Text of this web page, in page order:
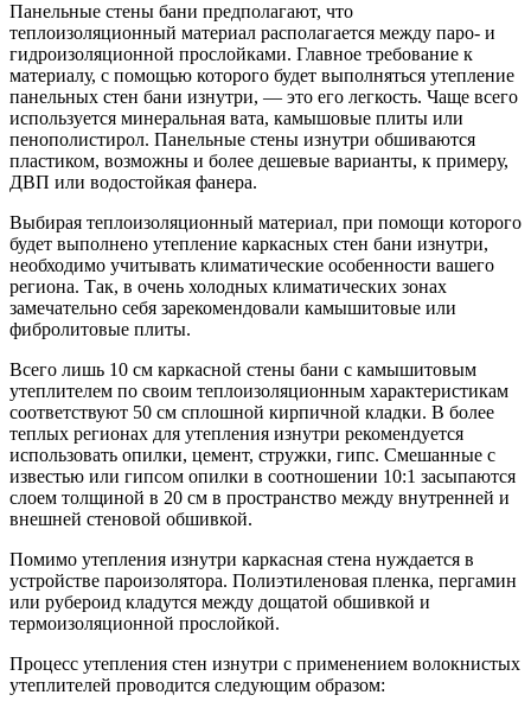
Панельные стены бани предполагают, что
теплоизоляционный материал располагается между паро- и
гидроизоляционной прослойками. Главное требование к
материалу, с помощью которого будет выполняться утепление
панельных стен бани изнутри, — это его легкость. Чаще всего
используется минеральная вата, камышовые плиты или
пенополистирол. Панельные стены изнутри обшиваются
пластиком, возможны и более дешевые варианты, к примеру,
ДВП или водостойкая фанера.
Выбирая теплоизоляционный материал, при помощи которого
будет выполнено утепление каркасных стен бани изнутри,
необходимо учитывать климатические особенности вашего
региона. Так, в очень холодных климатических зонах
замечательно себя зарекомендовали камышитовые или
фибролитовые плиты.
Всего лишь 10 см каркасной стены бани с камышитовым
утеплителем по своим теплоизоляционным характеристикам
соответствуют 50 см сплошной кирпичной кладки. В более
теплых регионах для утепления изнутри рекомендуется
использовать опилки, цемент, стружки, гипс. Смешанные с
известью или гипсом опилки в соотношении 10:1 засыпаются
слоем толщиной в 20 см в пространство между внутренней и
внешней стеновой обшивкой.
Помимо утепления изнутри каркасная стена нуждается в
устройстве пароизолятора. Полиэтиленовая пленка, пергамин
или рубероид кладутся между дощатой обшивкой и
термоизоляционной прослойкой.
Процесс утепления стен изнутри с применением волокнистых
утеплителей проводится следующим образом: